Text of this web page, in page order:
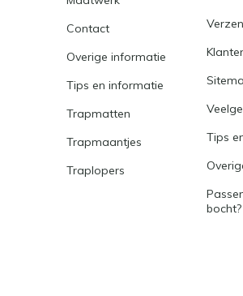
Contact
Overige informatie
Tips en informatie
Trapmatten
Trapmaantjes
Traplopers
Tips
bocht?